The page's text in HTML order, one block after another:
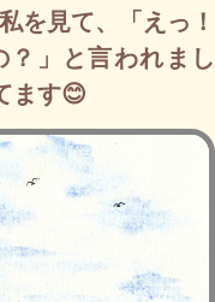
を見て、「えっ！
」と言われまし
ます😊